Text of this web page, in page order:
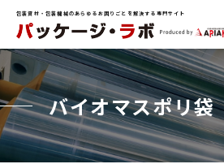
包装資材・包装機械のあらゆるお困りごとを解決する専門サイト
バイオマスポリ袋